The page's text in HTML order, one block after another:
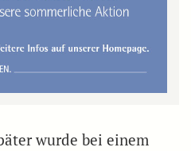
wurde bei einem